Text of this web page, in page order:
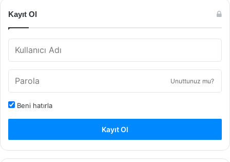
Kayıt Ol
Unuttunuz mu?
Beni hatırla
Kayıt Ol